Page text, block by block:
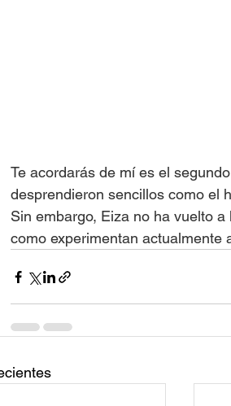
Te acordarás de mí es el
desprendieron sencillos como el
Sin embargo, Eiza no ha vuelto
como experimentan actualmente